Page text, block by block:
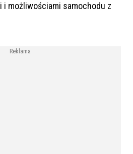
i możliwościami samochodu z
Reklama